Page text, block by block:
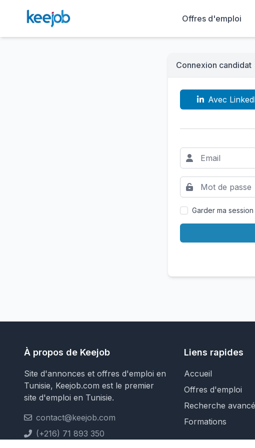
Offres d'emploi
Connexion candidat
Avec
Garder ma
À propos de Keejob
Site d'annonces et offres d'emploi en
Tunisie, Keejob.com est le premier
site d'emploi en Tunisie.
contact@keejob.com
(+216) 71 893 350
Liens rapides
Accueil
Offres d'emploi
Recherche
Formations